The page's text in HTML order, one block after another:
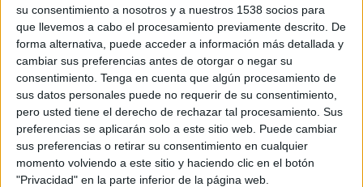
su consentimiento a nosotros y a nuestros 1538 socios para
que llevemos a cabo el procesamiento previamente descrito. De
forma alternativa, puede acceder a información más detallada y
cambiar sus preferencias antes de otorgar o negar su
consentimiento. Tenga en cuenta que algún procesamiento de
sus datos personales puede no requerir de su consentimiento,
pero usted tiene el derecho de rechazar tal procesamiento. Sus
preferencias se aplicarán solo a este sitio web. Puede cambiar
sus preferencias o retirar su consentimiento en cualquier
momento volviendo a este sitio y haciendo clic en el botón
"Privacidad" en la parte inferior de la página web.
tendrán que competir en la presente edición, que se celebra en la semana del 22 de junio en la
ciudad francesa de la Costa Azul. La participación española se divide en 122 películas de
televisión, 18 piezas de diseño, 213 originales de prensa, 133 de exterior, 47 cuñas de radio, 87
soportes interactivos, 82 casos de marketing directo, 52 de medios, 98 de promocional, 16 de
titanio y 14 de relaciones públicas.
El festival asume una caída global del 19,9%, descendiendo de 28.284 piezas inscritas el año
prensa, con -32%, seguida de televisión, con un -25,4%. Exterior baja un -23%, internet un -20%,
marketing directo un -19,6%, radio un -8,4%, media un -8% y titaniun e integrado con un -6,7%,